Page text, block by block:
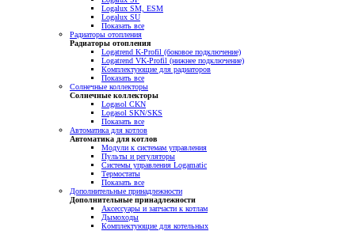
Logalux SM, ESM
Logalux SU
Показать все
Радиаторы отопления
Радиаторы отопления
Logatrend K-Profil (боковое подключение)
Logatrend VK-Profil (нижнее подключение)
Комплектующие для радиаторов
Показать все
Солнечные коллекторы
Солнечные коллекторы
Logasol CKN
Logasol SKN/SKS
Показать все
Автоматика для котлов
Автоматика для котлов
Модули к системам управления
Пульты и регуляторы
Системы управления Logamatic
Термостаты
Показать все
Дополнительные принадлежности
Дополнительные принадлежности
Аксессуары и запчасти к котлам
Дымоходы
Комплектующие для котельных